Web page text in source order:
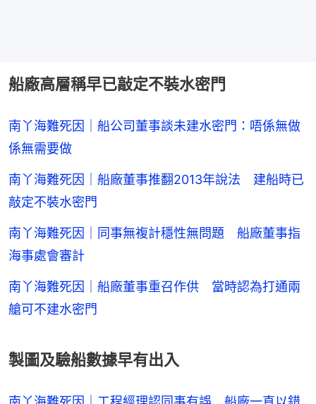
船廠高層稱早已敲定不裝水密門
南丫海難死因｜船公司董事談未建水密門：唔係無做
係無需要做
南丫海難死因｜船廠董事推翻2013年說法 建船時已
敲定不裝水密門
南丫海難死因｜同事無複計穩性無問題 船廠董事指
海事處會審計
南丫海難死因｜船廠董事重召作供 當時認為打通兩
艙可不建水密門
製圖及驗船數據早有出入